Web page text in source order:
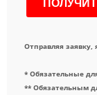
Отправляя
* Обязательные
** Обязательным